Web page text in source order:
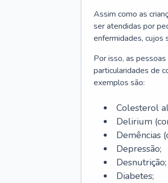
Assim como as
ser atendidas por
enfermidades, cujos
Por isso, as
particularidades de
exemplos são:
Colesterol
Delirium
Demências
Depressão;
Desnutrição;
Diabetes;